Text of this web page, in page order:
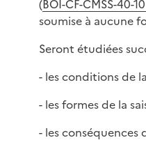
(BOI-CF-CMSS-
soumise à aucune
Seront étudiées
- les conditions de
- les formes de la
- les conséquences